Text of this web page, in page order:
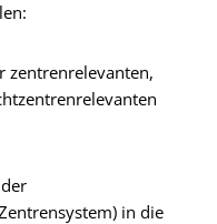
zentrenrelevanten,
in die